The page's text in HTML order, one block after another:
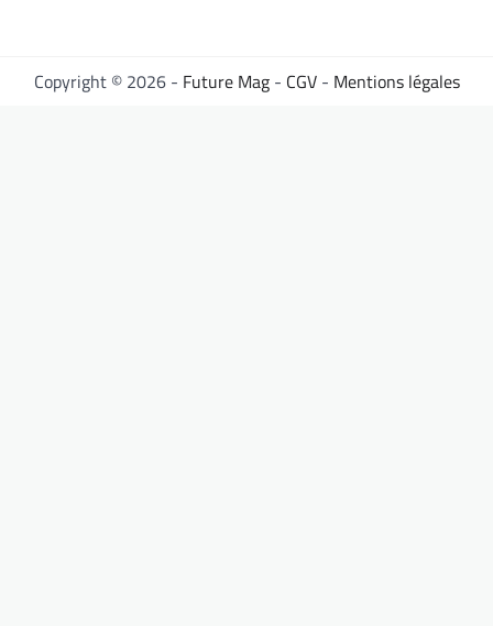
Copyright © 2026 - Future Mag- CGV- Mentions légales